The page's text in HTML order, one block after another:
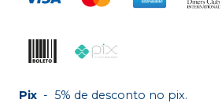
Pix - 5% de desconto no pix.